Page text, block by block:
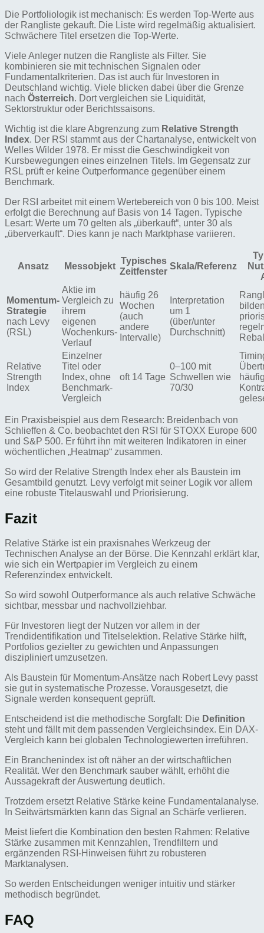
Die Portfoliologik ist mechanisch: Es werden Top-Werte aus
der Rangliste gekauft. Die Liste wird regelmäßig aktualisiert.
Schwächere Titel ersetzen die Top-Werte.
Viele Anleger nutzen die Rangliste als Filter. Sie
kombinieren sie mit technischen Signalen oder
Fundamentalkriterien. Das ist auch für Investoren in
Deutschland wichtig. Viele blicken dabei über die Grenze
nach Österreich. Dort vergleichen sie Liquidität,
Sektorstruktur oder Berichtssaisons.
Wichtig ist die klare Abgrenzung zum Relative Strength
Index. Der RSI stammt aus der Chartanalyse, entwickelt von
Welles Wilder 1978. Er misst die Geschwindigkeit von
Kursbewegungen eines einzelnen Titels. Im Gegensatz zur
RSL prüft er keine Outperformance gegenüber einem
Benchmark.
Der RSI arbeitet mit einem Wertebereich von 0 bis 100. Meist
erfolgt die Berechnung auf Basis von 14 Tagen. Typische
Lesart: Werte um 70 gelten als „überkauft“, unter 30 als
„überverkauft“. Dies kann je nach Marktphase variieren.
Ansatz Messobjekt
Typisches
Zeitfenster
Skala/Referenz
Momentum-
Strategie
nach Levy
(RSL)
Aktie im
Vergleich zu
ihrem
eigenen
Wochenkurs-
Verlauf
häufig 26
Wochen
(auch
andere
Intervalle)
Interpretation
um 1
(über/unter
Durchschnitt)
Relative
Strength
Index
Einzelner
Titel oder
Index, ohne
Benchmark-
Vergleich
oft 14 Tage
0–100 mit
Schwellen wie
70/30
Ein Praxisbeispiel aus dem Research: Breidenbach von
Schlieffen & Co. beobachtet den RSI für STOXX Europe 600
und S&P 500. Er führt ihn mit weiteren Indikatoren in einer
wöchentlichen „Heatmap“ zusammen.
So wird der Relative Strength Index eher als Baustein im
Gesamtbild genutzt. Levy verfolgt mit seiner Logik vor allem
eine robuste Titelauswahl und Priorisierung.
Fazit
Relative Stärke ist ein praxisnahes Werkzeug der
Technischen Analyse an der Börse. Die Kennzahl erklärt klar,
wie sich ein Wertpapier im Vergleich zu einem
Referenzindex entwickelt.
So wird sowohl Outperformance als auch relative Schwäche
sichtbar, messbar und nachvollziehbar.
Für Investoren liegt der Nutzen vor allem in der
Trendidentifikation und Titelselektion. Relative Stärke hilft,
Portfolios gezielter zu gewichten und Anpassungen
diszipliniert umzusetzen.
Als Baustein für Momentum-Ansätze nach Robert Levy passt
sie gut in systematische Prozesse. Vorausgesetzt, die
Signale werden konsequent geprüft.
Entscheidend ist die methodische Sorgfalt: Die Definition
steht und fällt mit dem passenden Vergleichsindex. Ein DAX-
Vergleich kann bei globalen Technologiewerten irreführen.
Ein Branchenindex ist oft näher an der wirtschaftlichen
Realität. Wer den Benchmark sauber wählt, erhöht die
Aussagekraft der Auswertung deutlich.
Trotzdem ersetzt Relative Stärke keine Fundamentalanalyse.
In Seitwärtsmärkten kann das Signal an Schärfe verlieren.
Meist liefert die Kombination den besten Rahmen: Relative
Stärke zusammen mit Kennzahlen, Trendfiltern und
ergänzenden RSI-Hinweisen führt zu robusteren
Marktanalysen.
So werden Entscheidungen weniger intuitiv und stärker
methodisch begründet.
FAQ